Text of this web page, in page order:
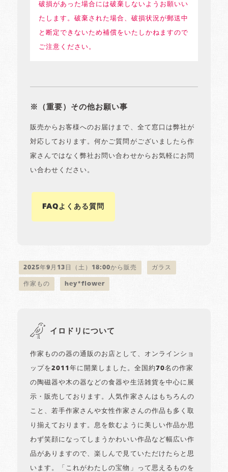
破損があった場合には破棄しないようお願いい
たします。破棄された場合、破損状況が郵送中
と断定できないため補償をいたしかねますので
ご注意ください。
※（重要）その他お願い事
販売からお客様へのお届けまで、全て窓口は弊社が
対応しております。何かご質問がございましたら作
家さんではなく弊社お問い合わせからお気軽にお問
い合わせください。
FAQよくある質問
2025年9月13日（土）18:00から販売 ガラス
作家もの hey*flower
イロドリについて
作家ものの器の通販のお店として、オンラインショ
ップを2011年に開業しました。全国約70名の作家
の陶磁器や木の器などの食器や生活雑貨を中心に展
示・販売しております。人気作家さんはもちろんの
こと、若手作家さんや女性作家さんの作品も多く取
り揃えております。息を飲むように美しい作品か思
わず笑顔になってしまうかわいい作品など幅広い作
品がありますので、楽しんで見ていただけたらと思
います。「これがわたしの宝物」って思えるものを